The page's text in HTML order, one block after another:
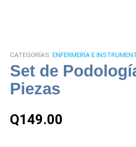
CATEGORÍAS: ENFERMERÍA E
Set de
Piezas
Q149.00